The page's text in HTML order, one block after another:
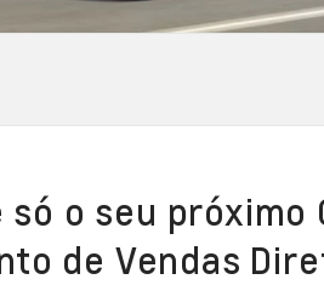
o seu
de Vendas